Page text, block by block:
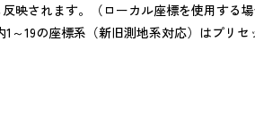
映されます。（ローカル座標を使用する
～19の座標系（新旧測地系対応）はプリ